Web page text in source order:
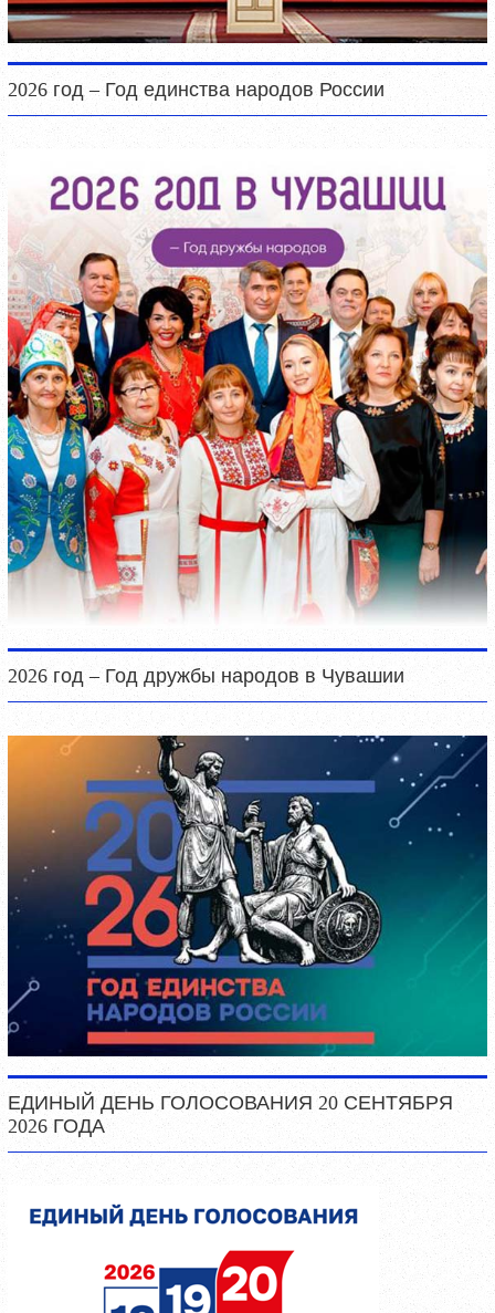
2026 год – Год единства народов России
2026 год – Год дружбы народов в Чувашии
ЕДИНЫЙ ДЕНЬ ГОЛОСОВАНИЯ 20 СЕНТЯБРЯ
2026 ГОДА